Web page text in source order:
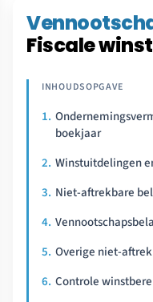
Fiscale
boekjaar
Winstuitdelingen
Niet-aftrekbare
Overige niet-
Controle